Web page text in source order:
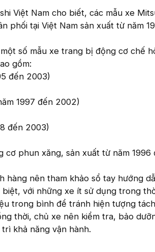
Việt Nam cho biết, các mẫu xe
phối tại Việt Nam sản xuất từ năm
số mẫu xe trang bị động cơ chế
gồm:
đến 2003)
1997 đến 2002)
đến 2003)
phun xăng, sản xuất từ năm 1996
hàng nên tham khảo sổ tay hướng
với những xe ít sử dụng trong
trong bình để tránh hiện tượng
thời, chủ xe nên kiểm tra, bảo
khả năng vận hành.